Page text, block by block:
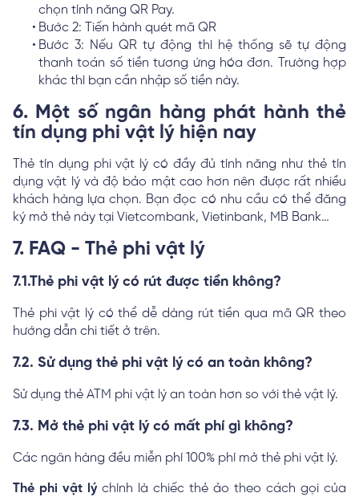
chọn tính năng QR Pay.
Bước 2: Tiến hành quét mã QR
Bước 3: Nếu QR tự động thì hệ thống sẽ tự động
thanh toán số tiền tương ứng hóa đơn. Trường hợp
khác thì bạn cần nhập số tiền này.
6. Một số ngân hàng phát hành thẻ
tín dụng phi vật lý hiện nay
Thẻ tín dụng phi vật lý có đầy đủ tính năng như thẻ tín
dụng vật lý và độ bảo mật cao hơn nên được rất nhiều
khách hàng lựa chọn. Bạn đọc có nhu cầu có thể đăng
ký mở thẻ này tại Vietcombank, Vietinbank, MB Bank…
7. FAQ - Thẻ phi vật lý
7.1.Thẻ phi vật lý có rút được tiền không?
Thẻ phi vật lý có thể dễ dàng rút tiền qua mã QR theo
hướng dẫn chi tiết ở trên.
7.2. Sử dụng thẻ phi vật lý có an toàn không?
Sử dụng thẻ ATM phi vật lý an toàn hơn so với thẻ vật lý.
7.3. Mở thẻ phi vật lý có mất phí gì không?
Các ngân hàng đều miễn phí 100% phí mở thẻ phi vật lý.
Thẻ phi vật lýchính là chiếc thẻ ảo theo cách gọi của